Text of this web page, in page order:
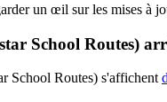
un œil sur les mises à
School Routes)
School Routes) s'affichent